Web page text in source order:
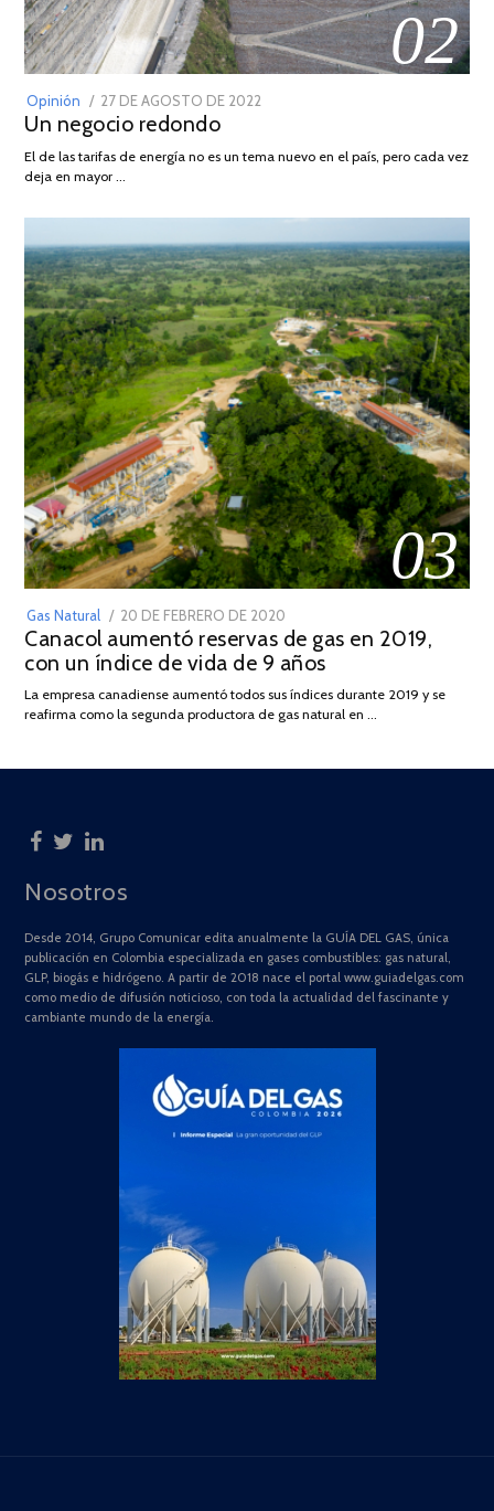
02
Opinión
POSTED
ON
27 DE AGOSTO DE 2022
DE
Un negocio redondo
El de las tarifas de energía no es un tema nuevo en el país, pero cada vez
deja en mayor …
03
Gas Natural
POSTED
ON
20 DE FEBRERO DE 2020
DE
JULIO
2025
Canacol aumentó reservas de gas en 2019,
con un índice de vida de 9 años
La empresa canadiense aumentó todos sus índices durante 2019 y se
reafirma como la segunda productora de gas natural en …
Nosotros
Desde 2014, Grupo Comunicar edita anualmente la GUÍA DEL GAS, única
publicación en Colombia especializada en gases combustibles: gas natural,
GLP, biogás e hidrógeno. A partir de 2018 nace el portal www.guiadelgas.com
como medio de difusión noticioso, con toda la actualidad del fascinante y
cambiante mundo de la energía.